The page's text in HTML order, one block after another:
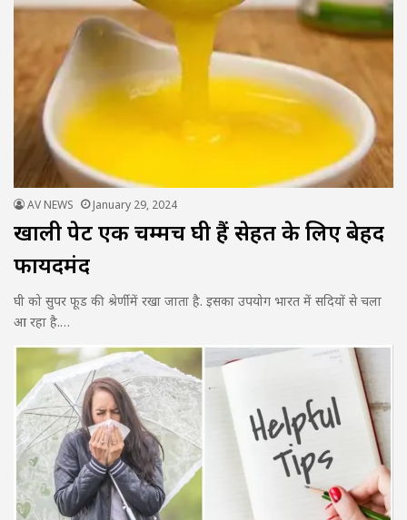
AV NEWS January 29, 2024
खाली पेट एक चम्मच घी हैं सेहत के लिए बेहद
फायदेंमंद
घी को सुपर फूड की श्रेर्णी में रखा जाता है. इसका उपयोग भारत में सदियों से चला
आ रहा है.…